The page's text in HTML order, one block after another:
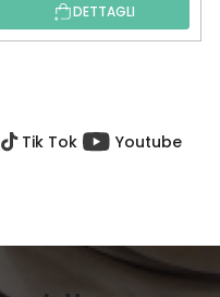
DETTAGLI
Tik Tok Youtube